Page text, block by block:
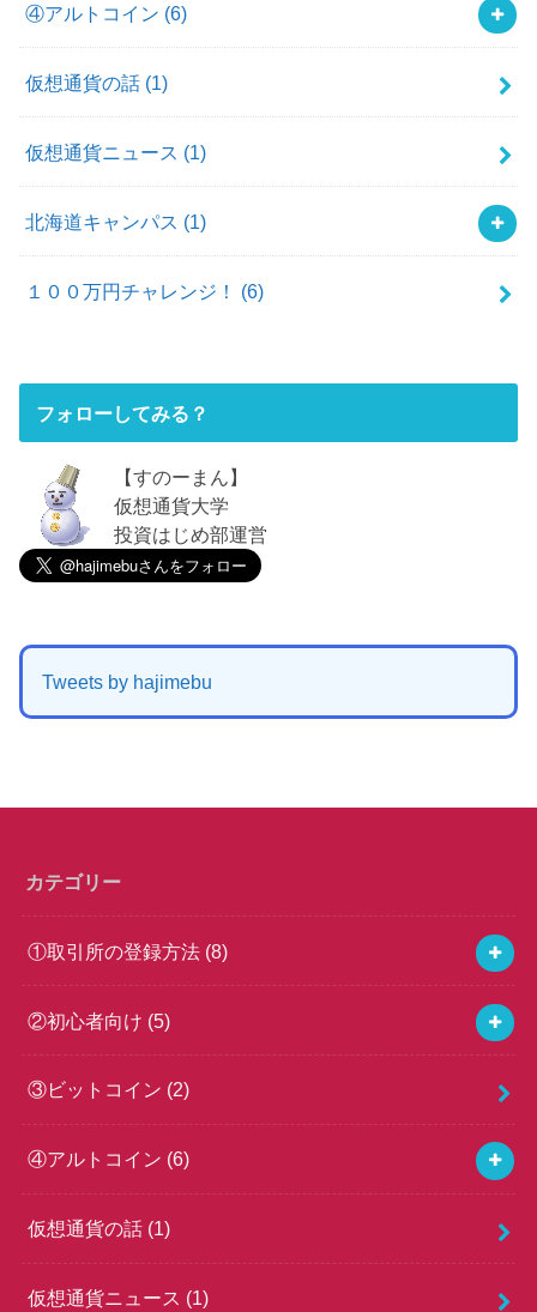
④アルトコイン (6)
仮想通貨の話 (1)
仮想通貨ニュース (1)
北海道キャンパス (1)
１００万円チャレンジ！ (6)
フォローしてみる？
【すのーまん】
仮想通貨大学
投資はじめ部運営
Tweets by hajimebu
カテゴリー
①取引所の登録方法 (8)
②初心者向け (5)
③ビットコイン (2)
④アルトコイン (6)
仮想通貨の話 (1)
仮想通貨ニュース (1)